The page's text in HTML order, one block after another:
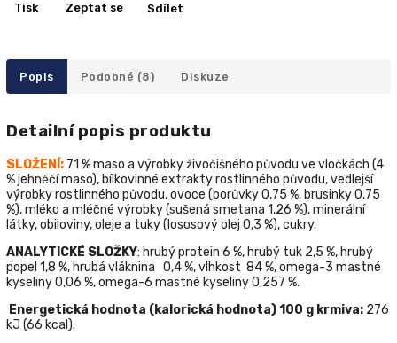
Tisk Zeptat se Sdílet
Popis Podobné (8) Diskuze
Detailní popis produktu
SLOŽENÍ : 71 % maso a výrobky živočišného původu ve vločkách (4
% jehněčí maso), bílkovinné extrakty rostlinného původu, vedlejší
výrobky rostlinného původu, ovoce (borůvky 0,75 %, brusinky 0,75
%), mléko a mléčné výrobky (sušená smetana 1,26 %), minerální
látky, obiloviny, oleje a tuky (lososový olej 0,3 %), cukry.
ANALYTICKÉ SLOŽKY: hrubý protein 6 %, hrubý tuk 2,5 %, hrubý
popel 1,8 %, hrubá vláknina 0,4 %,vlhkost 84 %,omega-3 mastné
kyseliny0,06 %,omega-6 mastné kyseliny0,257 %.
Energetická hodnota (kalorická hodnota) 100 g krmiva: 276
kJ (66 kcal).